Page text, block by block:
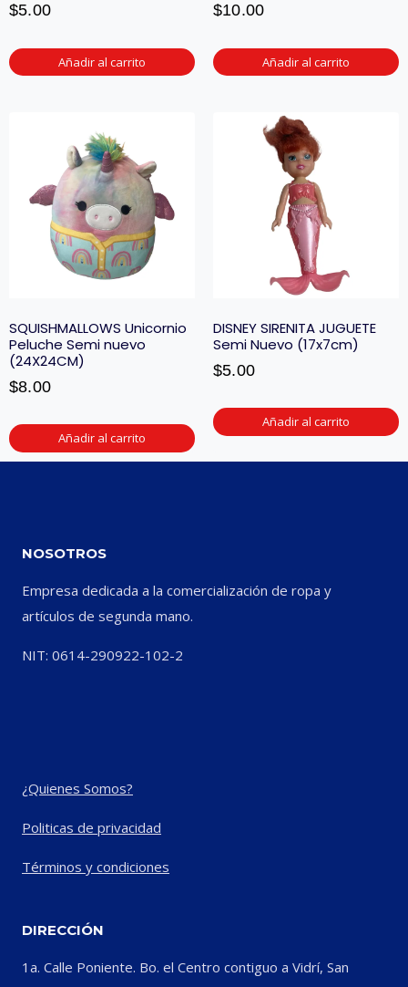
$5.00
Añadir al carrito
$10.00
Añadir al carrito
SQUISHMALLOWS Unicornio
Peluche Semi nuevo
(24X24CM)
$8.00
Añadir al carrito
DISNEY SIRENITA JUGUETE
Semi Nuevo (17x7cm)
$5.00
Añadir al carrito
NOSOTROS
Empresa dedicada a la comercialización de ropa y
artículos de segunda mano.
NIT: 0614-290922-102-2
¿Quienes Somos?
Politicas de privacidad
Términos y condiciones
DIRECCIÓN
1a. Calle Poniente. Bo. el Centro contiguo a Vidrí, San